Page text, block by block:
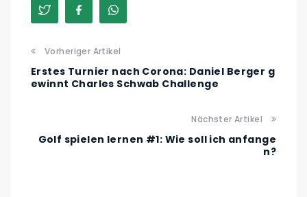
Vorheriger Artikel
Erstes Turnier nach Corona: Daniel Berger g
ewinnt Charles Schwab Challenge
Nächster Artikel
Golf spielen lernen #1: Wie soll ich anfange
n?